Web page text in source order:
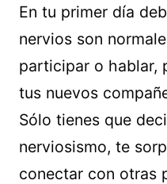
En tu primer día
nervios son
participar o hablar,
tus nuevos
Sólo tienes que
nerviosismo, te
conectar con otras